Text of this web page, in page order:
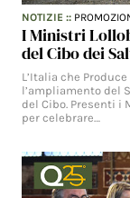
NOTIZIE ::
I Ministri
del Cibo dei
L’Italia che
l’ampliamento del
del Cibo. Presenti i
per celebrare…